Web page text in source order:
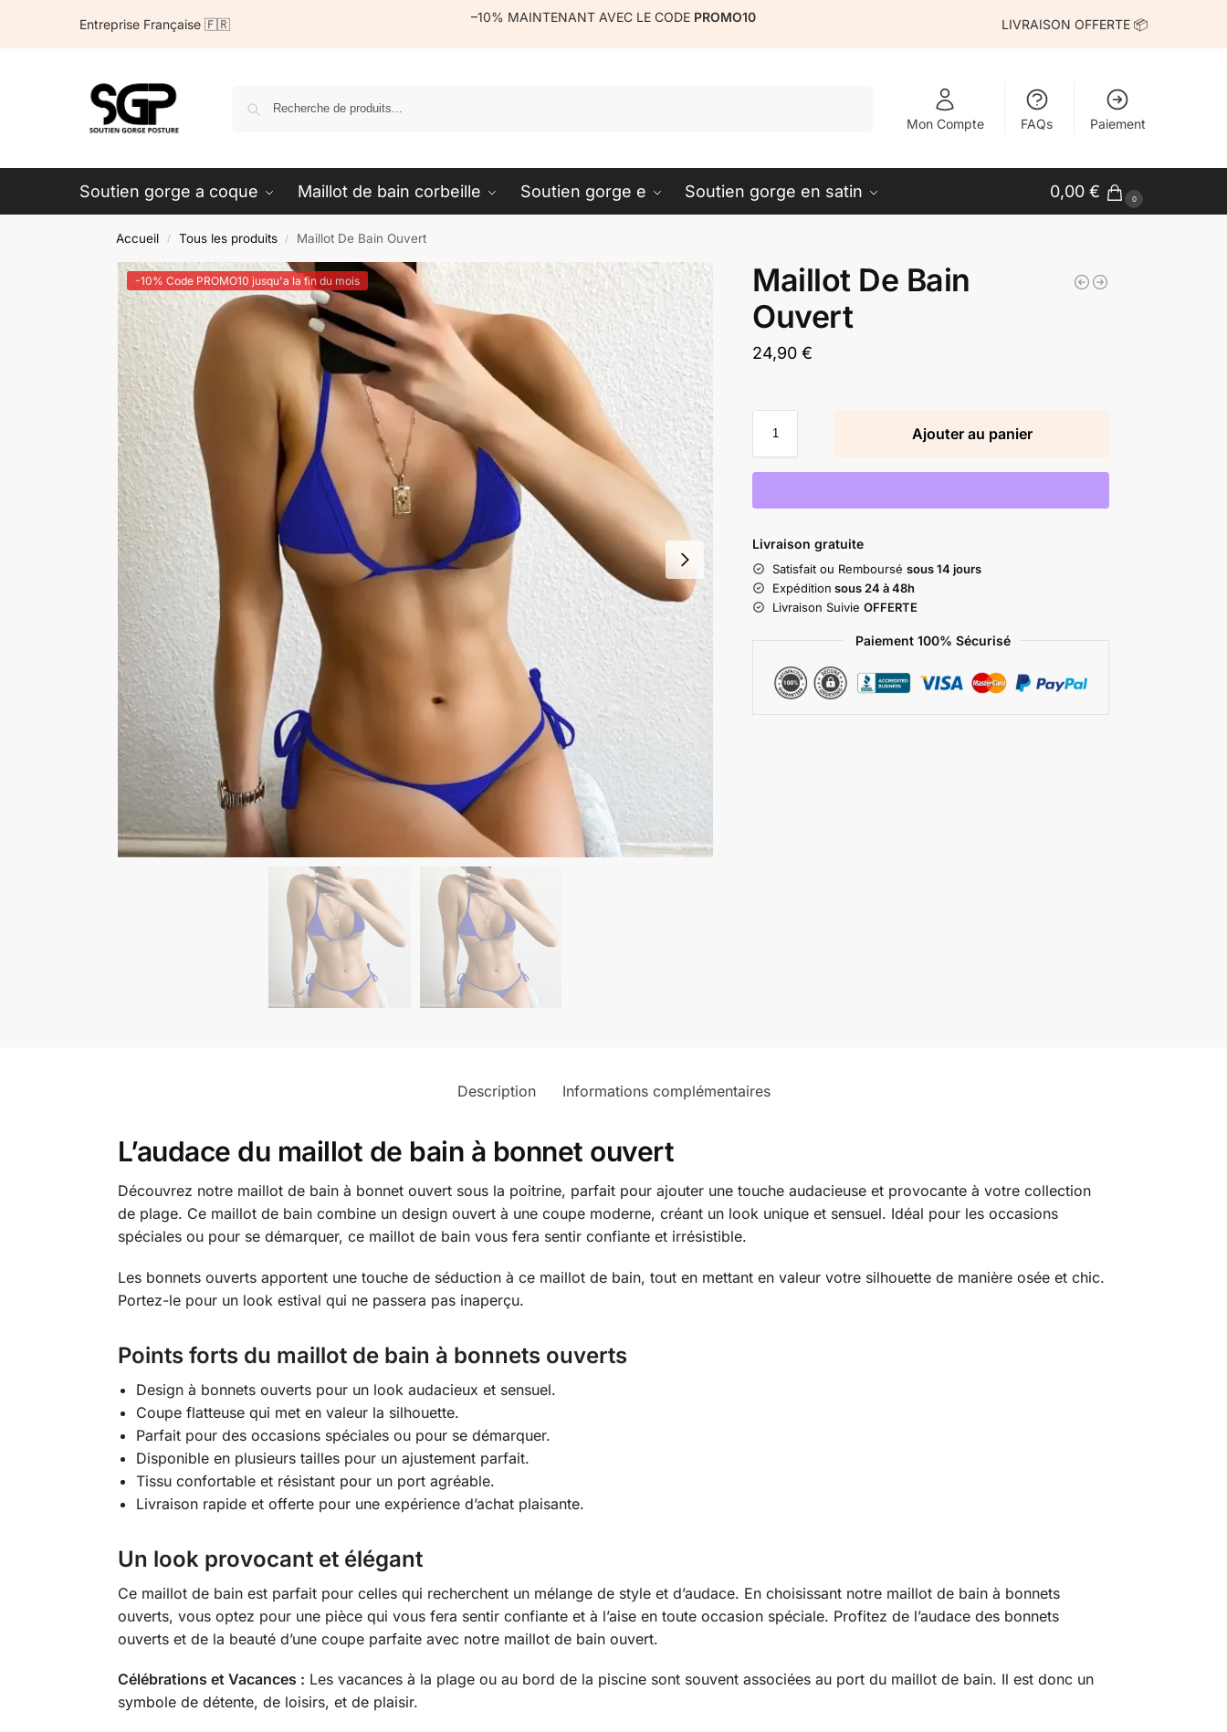
Entreprise Française 🇫🇷 –10% MAINTENANT AVEC LE CODE PROMO10 LIVRAISON OFFERTE 📦
Mon Compte FAQs Paiement
Soutien gorge a coque Maillot de bain corbeille Soutien gorge e Soutien gorge en satin 0,00 € 0
Accueil / Tous les produits / Maillot De Bain Ouvert
-10% Code PROMO10 jusqu'a la fin du mois
Maillot De Bain
Ouvert
24,90€
Ajouter au panier
Livraison gratuite
Satisfait ou Remboursésous 14 jours
Expédition sous 24 à 48h
Livraison SuivieOFFERTE
Paiement 100% Sécurisé
Description Informations complémentaires
L’audace du maillot de bain à bonnet ouvert
Découvrez notre maillot de bain à bonnet ouvert sous la poitrine, parfait pour ajouter une touche audacieuse et provocante à votre collection
de plage. Ce maillot de bain combine un design ouvert à une coupe moderne, créant un look unique et sensuel. Idéal pour les occasions
spéciales ou pour se démarquer, ce maillot de bain vous fera sentir confiante et irrésistible.
Les bonnets ouverts apportent une touche de séduction à ce maillot de bain, tout en mettant en valeur votre silhouette de manière osée et chic.
Portez-le pour un look estival qui ne passera pas inaperçu.
Points forts du maillot de bain à bonnets ouverts
Design à bonnets ouverts pour un look audacieux et sensuel.
Coupe flatteuse qui met en valeur la silhouette.
Parfait pour des occasions spéciales ou pour se démarquer.
Disponible en plusieurs tailles pour un ajustement parfait.
Tissu confortable et résistant pour un port agréable.
Livraison rapide et offerte pour une expérience d’achat plaisante.
Un look provocant et élégant
Ce maillot de bain est parfait pour celles qui recherchent un mélange de style et d’audace. En choisissant notre maillot de bain à bonnets
ouverts, vous optez pour une pièce qui vous fera sentir confiante et à l’aise en toute occasion spéciale. Profitez de l’audace des bonnets
ouverts et de la beauté d’une coupe parfaite avec notre maillot de bain ouvert.
Célébrations et Vacances : Les vacances à la plage ou au bord de la piscine sont souvent associées au port du maillot de bain. Il est donc un
symbole de détente, de loisirs, et de plaisir.